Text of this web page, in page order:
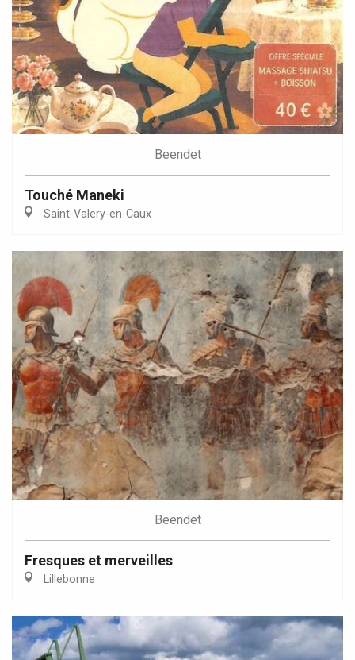
Beendet
Touché Maneki
Saint-Valery-en-Caux
Beendet
Fresques et merveilles
Lillebonne